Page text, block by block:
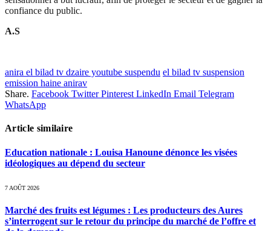
confiance du public.
A.S
anira el bilad tv dzaire youtube suspendu el bilad tv suspension
emission haine anirav
Share. Facebook Twitter Pinterest LinkedIn Email Telegram
WhatsApp
Article similaire
Education nationale : Louisa Hanoune dénonce les visées
idéologiques au dépend du secteur
7 AOÛT 2026
Marché des fruits est légumes : Les producteurs des Aures
s’interrogent sur le retour du principe du marché de l’offre et